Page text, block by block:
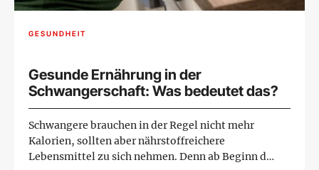
GESUNDHEIT
Gesunde Ernährung in der
Schwangerschaft: Was bedeutet das?
Schwangere brauchen in der Regel nicht mehr
Kalorien, sollten aber nährstoffreichere
Lebensmittel zu sich nehmen. Denn ab Beginn der